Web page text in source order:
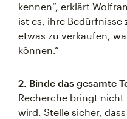
kennen“, erklärt
ist es, ihre
etwas zu verkaufen,
können.“
2. Binde das gesamte
Recherche bringt
wird. Stelle sicher,